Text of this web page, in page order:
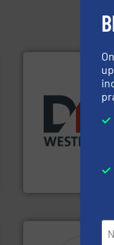
DMN-WESTINGHOUSE
voor de
plastic-, (petro)
farmaceutische,
mineralen-,
biomassa
Meer info ➜